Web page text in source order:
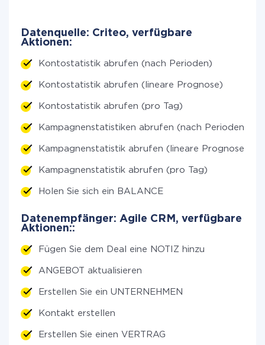
Datenquelle: Criteo, verfügbare
Aktionen:
Kontostatistik abrufen (nach Perioden)
Kontostatistik abrufen (lineare Prognose)
Kontostatistik abrufen (pro Tag)
Kampagnenstatistiken abrufen (nach Perioden)
Kampagnenstatistik abrufen (lineare Prognose)
Kampagnenstatistik abrufen (pro Tag)
Holen Sie sich ein BALANCE
Datenempfänger: Agile CRM, verfügbare
Aktionen::
Fügen Sie dem Deal eine NOTIZ hinzu
ANGEBOT aktualisieren
Erstellen Sie ein UNTERNEHMEN
Kontakt erstellen
Erstellen Sie einen VERTRAG